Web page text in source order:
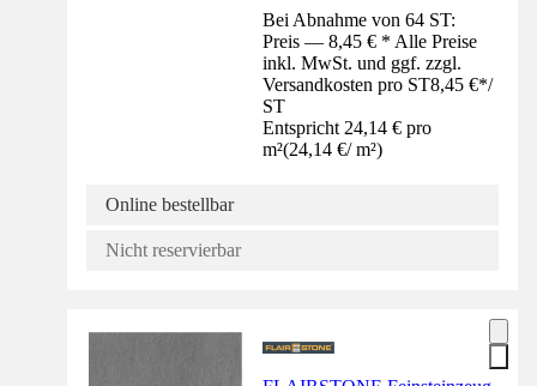
Bei Abnahme von 64 ST:
Preis — 8,45 € * Alle Preise
inkl. MwSt. und ggf. zzgl.
Versandkosten pro ST8,45 €*/
ST
Entspricht 24,14 € pro
m²(24,14 €/ m²)
Online bestellbar
Nicht reservierbar